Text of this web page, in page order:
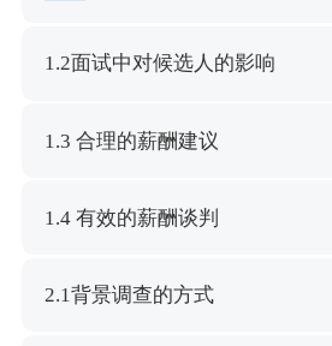
1.2面试中对候选人的影响
1.3 合理的薪酬建议
1.4 有效的薪酬谈判
2.1背景调查的方式